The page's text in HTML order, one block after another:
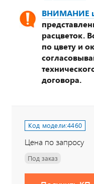
ВНИМАНИЕ
расцветок.
по цвету и
договора.
Код модели:4460
Цена по запросу
Под заказ